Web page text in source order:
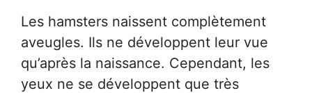
Les hamsters naissent complètement
aveugles. Ils ne développent leur vue
qu’après la naissance. Cependant, les
yeux ne se développent que très